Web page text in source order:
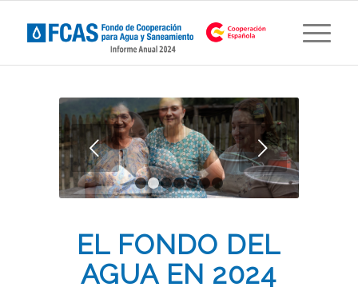
Posterior
1 2 3 4 5 6 7
EL FONDO DEL
AGUA EN 2024